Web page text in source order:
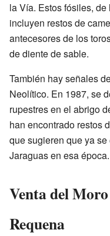
la Vía. Estos fósiles,
incluyen restos de
antecesores de los
de diente de sable.
También hay señales
Neolítico. En 1987, se
rupestres en el abrigo
han encontrado restos
que sugieren que ya
Jaraguas en esa época.
Venta del
Requena